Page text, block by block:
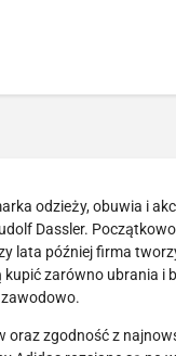
odzieży, obuwia i
Dassler.
lata później firma
zarówno ubrania i
oraz zgodność z